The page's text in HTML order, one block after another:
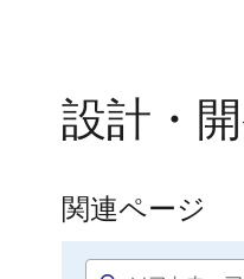
設計・
関
関連ページ